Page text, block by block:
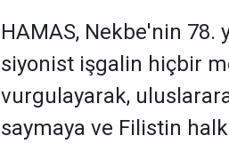
HAMAS, Nekbe'nin 78.
siyonist işgalin hiçbir
vurgulayarak,
saymaya ve Filistin